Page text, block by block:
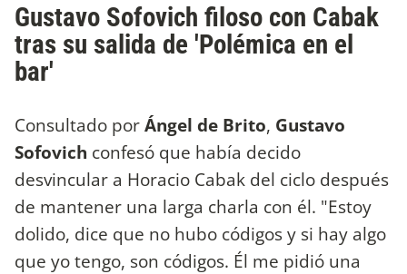
Gustavo Sofovich filoso con Cabak
tras su salida de 'Polémica en el
bar'
Consultado porÁngel de Brito, Gustavo
Sofovich confesó que había decido
desvincular a Horacio Cabak del ciclo después
de mantener una larga charla con él. "Estoy
dolido, dice que no hubo códigos y si hay algo
que yo tengo, son códigos. Él me pidió una